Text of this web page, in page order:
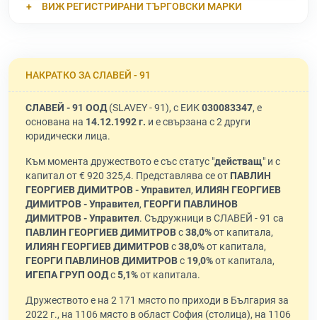
ВИЖ РЕГИСТРИРАНИ ТЪРГОВСКИ МАРКИ
НАКРАТКО ЗА СЛАВЕЙ - 91
СЛАВЕЙ - 91 ООД(SLAVEY - 91), с ЕИК030083347, е
основана на 14.12.1992 г. и е свързана с 2 други
юридически лица.
Към момента дружеството е със статус "действащ" и с
капитал от € 920 325,4. Представлява се от ПАВЛИН
ГЕОРГИЕВ ДИМИТРОВ - Управител, ИЛИЯН ГЕОРГИЕВ
ДИМИТРОВ - Управител, ГЕОРГИ ПАВЛИНОВ
ДИМИТРОВ - Управител. Съдружници в СЛАВЕЙ - 91 са
ПАВЛИН ГЕОРГИЕВ ДИМИТРОВс38,0%от капитала,
ИЛИЯН ГЕОРГИЕВ ДИМИТРОВс38,0%от капитала,
ГЕОРГИ ПАВЛИНОВ ДИМИТРОВс 19,0%от капитала,
ИГЕПА ГРУП ООДс5,1%от капитала.
Дружеството е на 2 171 място по приходи в България за
2022 г., на 1106 място в област София (столица), на 1106